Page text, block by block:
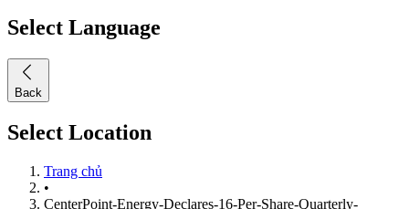
Select Language
Back
Select Location
Trang chủ
•
CenterPoint-Energy-Declares-16-Per-Share-Quarterly-